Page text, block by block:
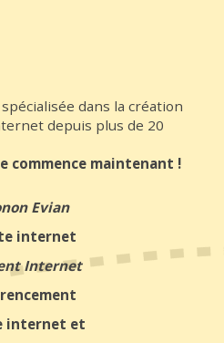
spécialisée dans la création
depuis plus de 20
commence maintenant !
Evian
internet
Internet
internet et